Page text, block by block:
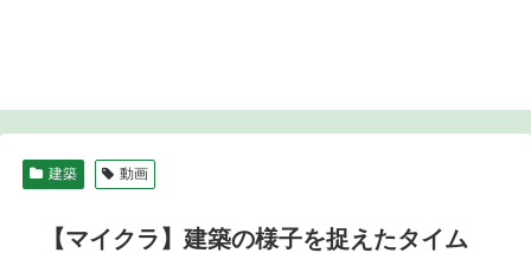
建築 動画
【マイクラ】建築の様子を捉えたタイム